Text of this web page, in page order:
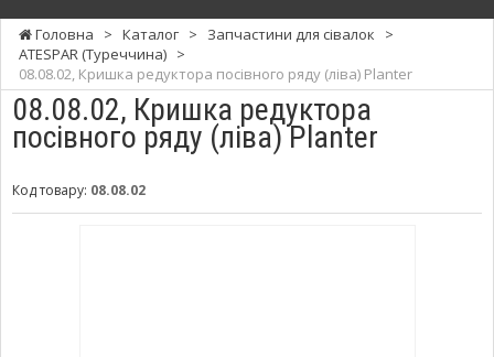
до
сільгосптехніки,
навантажувачів
та
вантажівок
Головна > Каталог > Запчастини для сівалок
>
ATESPAR (Туреччина) >
08.08.02, Кришка редуктора посівного ряду (ліва) Planter
08.08.02, Кришка редуктора
посівного ряду (ліва) Planter
Код товару: 08.08.02